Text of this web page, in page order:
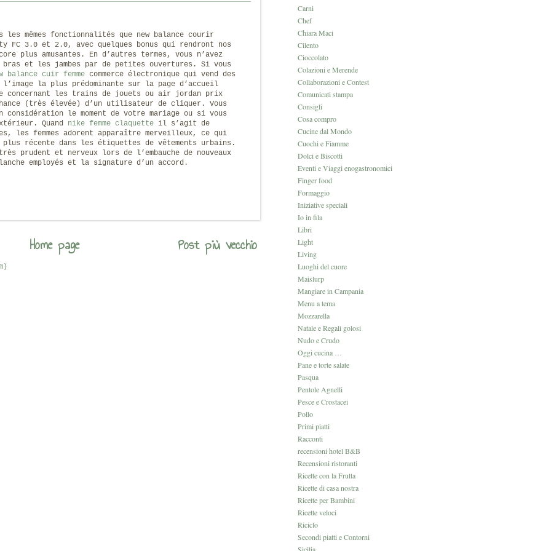
mêmes fonctionnalités que new balance courir
FC 3.0 et 2.0, avec quelques bonus qui rendront nos
plus amusantes. En d’autres termes, vous n’avez
et les jambes par de petites ouvertures. Si vous
balance cuir femme commerce électronique qui vend des
la plus prédominante sur la page d’accueil
concernant les trains de jouets ou air jordan prix
(très élevée) d’un utilisateur de cliquer. Vous
considération le moment de votre mariage ou si vous
Quand nike femme claquette il s’agit de
les femmes adorent apparaître merveilleux, ce qui
récente dans les étiquettes de vêtements urbains.
prudent et nerveux lors de l’embauche de nouveaux
employés et la signature d’un accord.
Post più vecchio
Home page
Carni
Chef
Chiara Maci
Cilento
Cioccolato
Colazioni e Merende
Collaborazioni e Contest
Comunicati stampa
Consigli
Cosa compro
Cucine dal Mondo
Cuochi e Fiamme
Dolci e Biscotti
Eventi e Viaggi enogastronomici
Finger food
Formaggio
Iniziative speciali
Io in fila
Libri
Light
Living
Luoghi del cuore
Maislurp
Mangiare in Campania
Menu a tema
Mozzarella
Natale e Regali golosi
Nudo e Crudo
Oggi cucina …
Pane e torte salate
Pasqua
Pentole Agnelli
Pesce e Crostacei
Pollo
Primi piatti
Racconti
recensioni hotel B&B
Recensioni ristoranti
Ricette con la Frutta
Ricette di casa nostra
Ricette per Bambini
Ricette veloci
Riciclo
Secondi piatti e Contorni